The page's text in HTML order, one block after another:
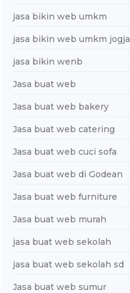
jasa bikin web umkm
jasa bikin web umkm jogja
jasa bikin wenb
Jasa buat web
Jasa buat web bakery
Jasa buat web catering
Jasa buat web cuci sofa
Jasa buat web di Godean
Jasa buat web furniture
Jasa buat web murah
jasa buat web sekolah
jasa buat web sekolah sd
Jasa buat web sumur